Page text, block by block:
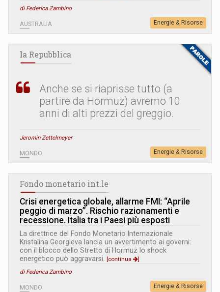
di Federica Zambino
AUSTRALIA Energie & Risorse
la Repubblica
Anche se si riaprisse tutto (a
partire da Hormuz) avremo 10
anni di alti prezzi del greggio.
Jeromin Zettelmeyer
MONDO Energie & Risorse
Fondo monetario int.le
Crisi energetica globale, allarme FMI: “Aprile
peggio di marzo”. Rischio razionamenti e
recessione. Italia tra i Paesi più esposti
La direttrice del Fondo Monetario Internazionale
Kristalina Georgieva lancia un avvertimento ai governi:
con il blocco dello Stretto di Hormuz lo shock
energetico può aggravarsi. [continua
]
di Federica Zambino
MONDO Energie & Risorse